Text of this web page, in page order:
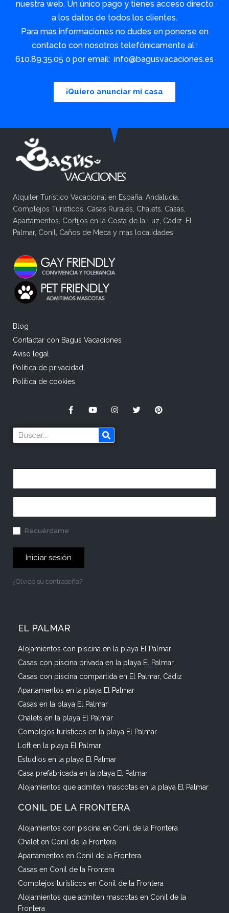
nuestra web. Un único pago y tienes acceso directo
a los datos de todos los clientes.
Para mas informaciones no dudes en ponerse en
contacto con nosotros telefónicamente al :
610.89.35.05 o por email: info@bagusvacaciones.es
¡Quiero anunciar mi casa
Alquiler Turístico Vacacional en España, Andalucía.
Complejos Turísticos, Casas Rurales, Chalets, Casas,
Apartamentos, Cortijos en la Costa de la Luz, Cádiz. El
Palmar, Conil, Caños de Meca y mas localidades
Blog
Contactar con Bagus Vacaciones
Aviso legal
Política de privacidad
Política de cookies
Recuérdame
Iniciar sesión
¿Olvidó su contraseña?
EL PALMAR
Alojamientos con piscina en la playa El Palmar
Casas con piscina privada en la playa El Palmar
Casas con piscina compartida en El Palmar, Cádiz
Apartamentos en la playa El Palmar
Casas en la playa El Palmar
Chalets en la playa El Palmar
Complejos turísticos en la playa El Palmar
Loft en la playa El Palmar
Estudios en la playa El Palmar
Casa prefabricada en la playa El Palmar
Alojamientos que admiten mascotas en la playa El Palmar
CONIL DE LA FRONTERA
Alojamientos con piscina en Conil de la Frontera
Chalet en Conil de la Frontera
Apartamentos en Conil de la Frontera
Casas en Conil de la Frontera
Complejos turísticos en Conil de la Frontera
Alojamientos que admiten mascotas en Conil de la
Frontera